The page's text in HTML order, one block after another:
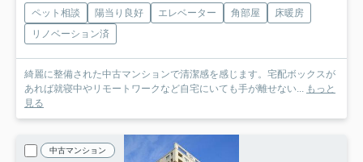
ペット相談 陽当り良好 エレベーター 角部屋
床暖房
リノベーション済
綺麗に整備された中古マンションで清潔感を感じます。宅配ボックスが
あれば就寝中やリモートワークなど自宅にいても手が離せない... もっと
見る
中古マンション